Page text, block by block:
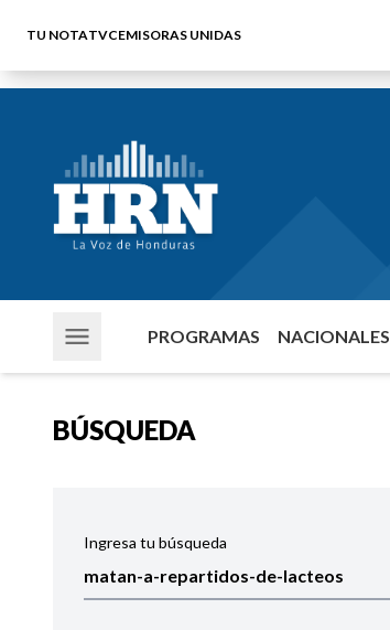
TU NOTATVCEMISORAS UNIDAS
PROGRAMAS NACIONALES
BÚSQUEDA
Ingresa tu búsqueda